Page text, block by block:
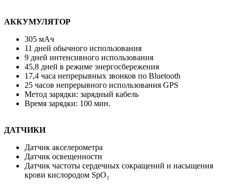
АККУМУЛЯТОР
305 мАч
11 дней обычного использования
9 дней интенсивного использования
45,8 дней в режиме энергосбережения
17,4 часа непрерывных звонков по Bluetooth
25 часов непрерывного использования GPS
Метод зарядки: зарядный кабель
Время зарядки: 100 мин.
ДАТЧИКИ
Датчик акселерометра
Датчик освещенности
Датчик частоты сердечных сокращений и насыщения
крови кислородом SpO₂